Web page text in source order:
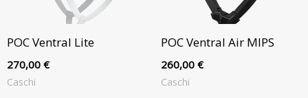
POC Ventral Lite
270,00 €
Caschi
POC Ventral Air MIPS
260,00 €
Caschi